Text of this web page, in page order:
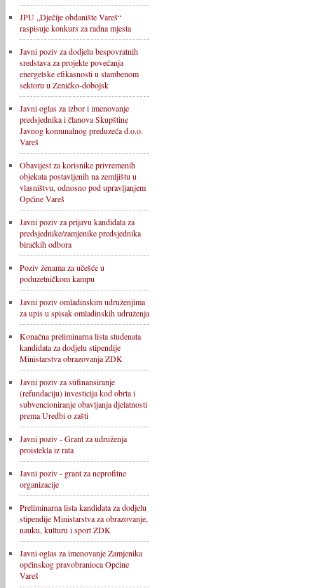
JPU „Dječije obdanište Vareš“
raspisuje konkurs za radna mjesta
Javni poziv za dodjelu bespovratnih
sredstava za projekte povećanja
energetske efikasnosti u stambenom
sektoru u Zeničko-dobojsk
Javni oglas za izbor i imenovanje
predsjednika i članova Skupštine
Javnog komunalnog preduzeća d.o.o.
Vareš
Obavijest za korisnike privremenih
objekata postavljenih na zemljištu u
vlasništvu, odnosno pod upravljanjem
Općine Vareš
Javni poziv za prijavu kandidata za
predsjednike/zamjenike predsjednika
biračkih odbora
Poziv ženama za učešće u
poduzetničkom kampu
Javni poziv omladinskim udruženjima
za upis u spisak omladinskih udruženja
Konačna preliminarna lista studenata
kandidata za dodjelu stipendije
Ministarstva obrazovanja ZDK
Javni poziv za sufinansiranje
(refundaciju) investicija kod obrta i
subvencioniranje obavljanja djelatnosti
prema Uredbi o zašti
Javni poziv - Grant za udruženja
proistekla iz rata
Javni poziv - grant za neprofitne
organizacije
Preliminarna lista kandidata za dodjelu
stipendije Ministarstva za obrazovanje,
nauku, kulturu i sport ZDK
Javni oglas za imenovanje Zamjenika
općinskog pravobranioca Općine
Vareš